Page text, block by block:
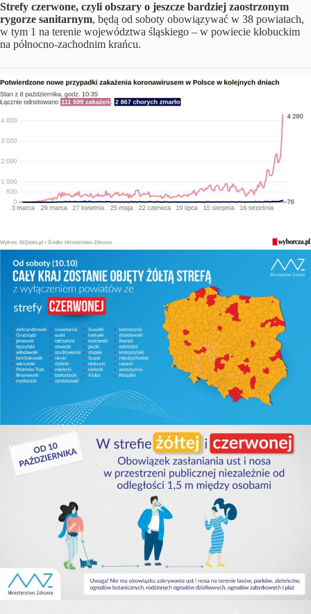
Strefy czerwone, czyli obszary o jeszcze bardziej zaostrzonym
rygorze sanitarnym, będą od soboty obowiązywać w 38 powiatach,
w tym 1 na terenie województwa śląskiego – w powiecie kłobuckim
na północno-zachodnim krańcu.